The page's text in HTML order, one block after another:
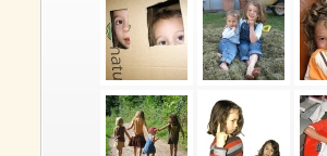
Reise zum Dalai Lama
Meditation im Alltag – Alltag als Meditation